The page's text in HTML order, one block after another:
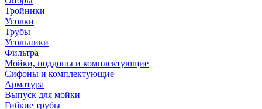
Тройники
Уголки
Трубы
Угольники
Фильтра
Мойки, поддоны и комплектующие
Сифоны и комплектующие
Арматура
Выпуск для мойки
Гибкие трубы